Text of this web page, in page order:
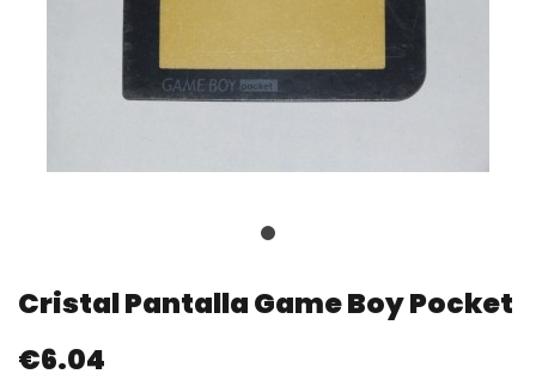
Cristal Pantalla Game Boy Pocket
€6.04